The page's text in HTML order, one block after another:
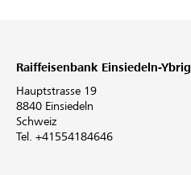
Raiffeisenbank Einsiedeln-Ybrig
Hauptstrasse 19
8840 Einsiedeln
Schweiz
Tel. +41554184646